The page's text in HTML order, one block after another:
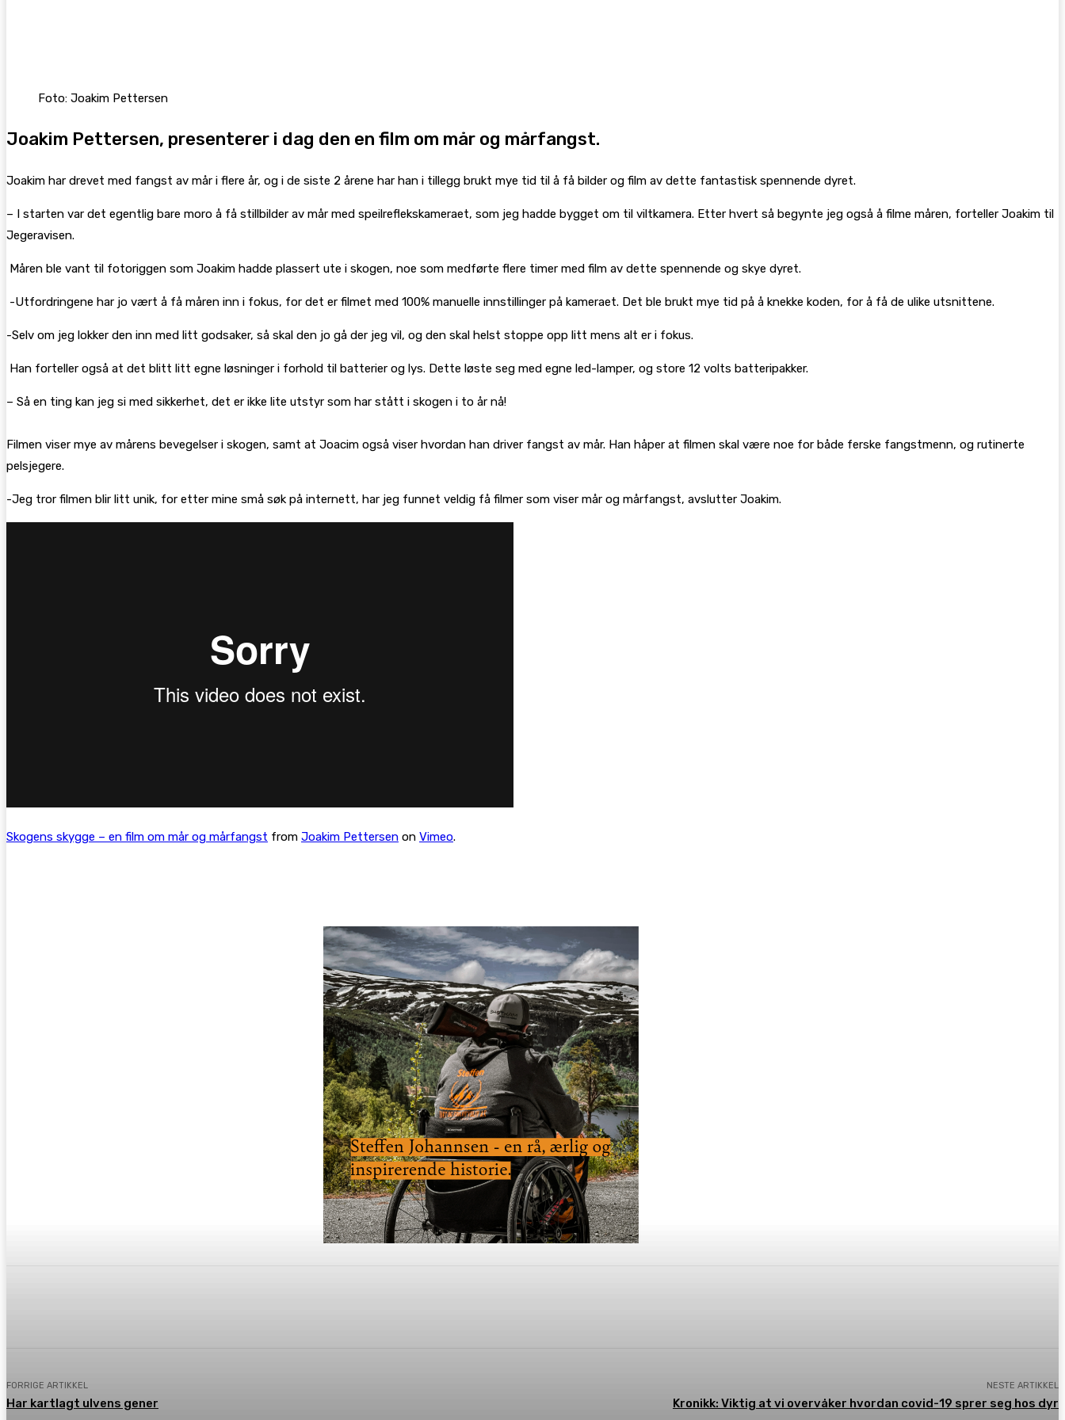
Foto: Joakim Pettersen
Joakim Pettersen, presenterer i dag den en film om mår og mårfangst.
Joakim har drevet med fangst av mår i flere år, og i de siste 2 årene har han i tillegg brukt mye tid til å få bilder og film av dette fantastisk spennende dyret.
– I starten var det egentlig bare moro å få stillbilder av mår med speilreflekskameraet, som jeg hadde bygget om til viltkamera. Etter hvert så begynte jeg også å filme måren, forteller Joakim til
Jegeravisen.
Måren ble vant til fotoriggen som Joakim hadde plassert ute i skogen, noe som medførte flere timer med film av dette spennende og skye dyret.
-Utfordringene har jo vært å få måren inn i fokus, for det er filmet med 100% manuelle innstillinger på kameraet. Det ble brukt mye tid på å knekke koden, for å få de ulike utsnittene.
-Selv om jeg lokker den inn med litt godsaker, så skal den jo gå der jeg vil, og den skal helst stoppe opp litt mens alt er i fokus.
Han forteller også at det blitt litt egne løsninger i forhold til batterier og lys. Dette løste seg med egne led-lamper, og store 12 volts batteripakker.
– Så en ting kan jeg si med sikkerhet, det er ikke lite utstyr som har stått i skogen i to år nå!
Filmen viser mye av mårens bevegelser i skogen, samt at Joacim også viser hvordan han driver fangst av mår. Han håper at filmen skal være noe for både ferske fangstmenn, og rutinerte
pelsjegere.
-Jeg tror filmen blir litt unik, for etter mine små søk på internett, har jeg funnet veldig få filmer som viser mår og mårfangst, avslutter Joakim.
Skogens skygge – en film om mår og mårfangst from Joakim Pettersen on Vimeo.
FORRIGE ARTIKKEL
Har kartlagt ulvens gener
NESTE ARTIKKEL
Kronikk: Viktig at vi overvåker hvordan covid-19 sprer seg hos dyr